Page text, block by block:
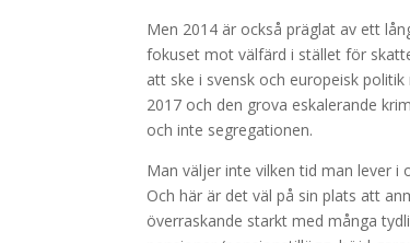
Men 2014 är också präglat av ett
fokuset mot välfärd i stället för
att ske i svensk och europeisk
2017 och den grova eskalerande
och inte segregationen.
Man väljer inte vilken tid man lever i
Och här är det väl på sin plats att
överraskande starkt med många